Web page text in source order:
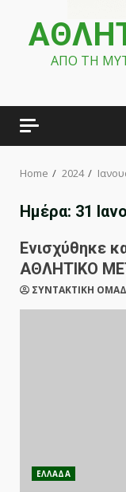
ΑΠΟ ΤΗ
Home 2024
Ημέρα: 31
Ενισχύθηκε
ΑΘΛΗΤΙΚΟ
ΣΥΝΤΑΚΤΙΚΗ
ΕΛΛΑΔΑ